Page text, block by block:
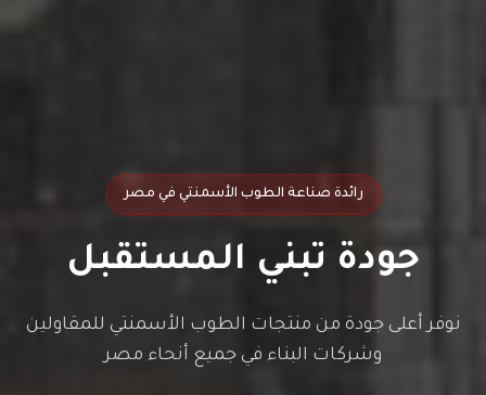
رائدة صناعة الطوب الأسمنتي في مصر
جودة تبني المستقبل
نوفر أعلى جودة من منتجات الطوب الأسمنتي للمقاولين
وشركات البناء في جميع أنحاء مصر